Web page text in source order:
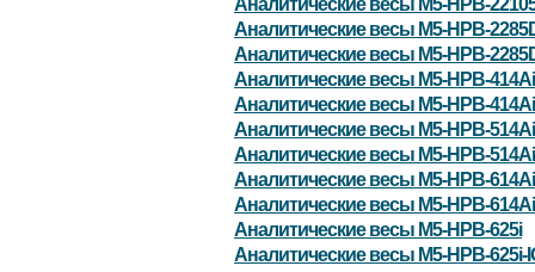
Аналитические весы M5-HPB-
Аналитические весы M5-HPB-
Аналитические весы M5-HPB-
Аналитические весы M5-HPB-414Ai
Аналитические весы M5-HPB-
Аналитические весы M5-HPB-514Ai
Аналитические весы M5-HPB-
Аналитические весы M5-HPB-614Ai
Аналитические весы M5-HPB-
Аналитические весы M5-HPB-625i
Аналитические весы M5-HPB-625i-